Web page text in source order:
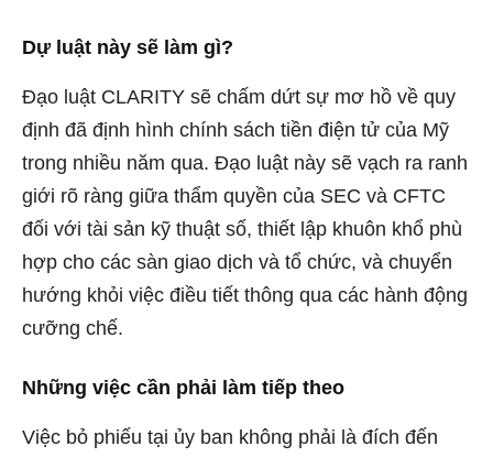
Dự luật này sẽ làm gì?
Đạo luật CLARITY sẽ chấm dứt sự mơ hồ về quy
định đã định hình chính sách tiền điện tử của Mỹ
trong nhiều năm qua. Đạo luật này sẽ vạch ra ranh
giới rõ ràng giữa thẩm quyền của SEC và CFTC
đối với tài sản kỹ thuật số, thiết lập khuôn khổ phù
hợp cho các sàn giao dịch và tổ chức, và chuyển
hướng khỏi việc điều tiết thông qua các hành động
cưỡng chế.
Những việc cần phải làm tiếp theo
Việc bỏ phiếu tại ủy ban không phải là đích đến